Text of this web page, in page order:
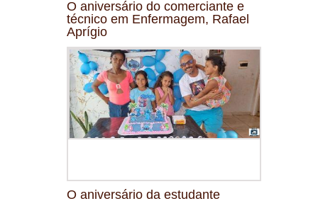
O aniversário do comerciante e
técnico em Enfermagem, Rafael
Aprígio
O aniversário da estudante